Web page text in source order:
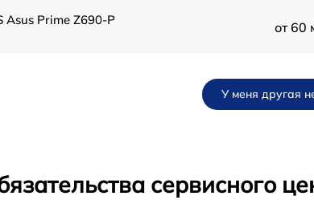
Asus Prime Z690-P
от 60
У меня другая
сервисного